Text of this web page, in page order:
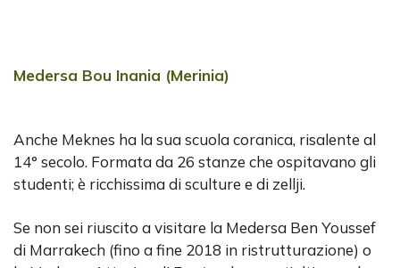
Medersa Bou Inania (Merinia)
Anche Meknes ha la sua scuola coranica, risalente al
14° secolo. Formata da 26 stanze che ospitavano gli
studenti; è ricchissima di sculture e di zellji.
Se non sei riuscito a visitare la Medersa Ben Youssef
di Marrakech (fino a fine 2018 in ristrutturazione) o